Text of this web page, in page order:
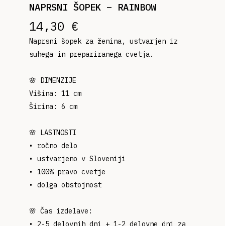
NAPRSNI ŠOPEK – RAINBOW
14,30 €
Naprsni šopek za ženina, ustvarjen iz
suhega in prepariranega cvetja.
🌸 DIMENZIJE
Višina: 11 cm
Širina: 6 cm
🌸 LASTNOSTI
• ročno delo
• ustvarjeno v Sloveniji
• 100% pravo cvetje
• dolga obstojnost
🌸 Čas izdelave: